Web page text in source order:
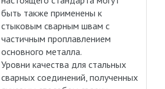
быть также применены к
стыковым сварным швам с
частичным проплавлением
основного металла.
Уровни качества для стальных
сварных соединений, полученных